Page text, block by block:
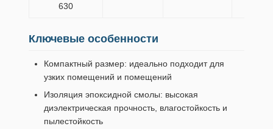
630
Ключевые особенности
Компактный размер: идеально подходит для
узких помещений и помещений
Изоляция эпоксидной смолы: высокая
диэлектрическая прочность, влагостойкость и
пылестойкость